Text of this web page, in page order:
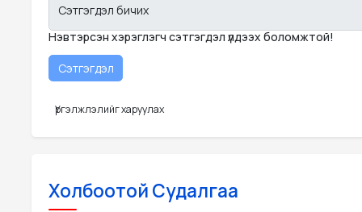
Сэтгэгдэл бичих
Нэвтэрсэн хэрэглэгч сэтгэгдэл үлдээх боломжтой!
Үргэлжлэлийг харуулах
Холбоотой Судалгаа